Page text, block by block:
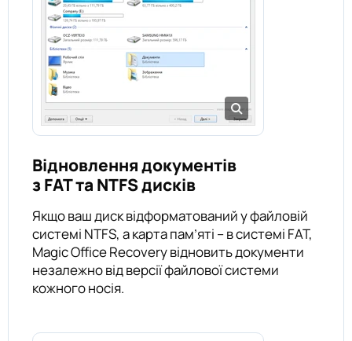
Відновлення документів
з FAT та NTFS дисків
Якщо ваш диск відформатований у файловій
системі NTFS, а карта пам’яті – в системі FAT,
Magic Office Recovery відновить документи
незалежно від версії файлової системи
кожного носія.